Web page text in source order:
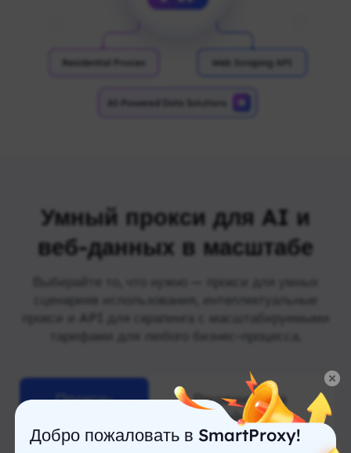
Умный прокси для AI и
веб-данных в масштабе
Выбирайте то, что нужно — прокси для умных
прокси и API для скрапинга с масштабируемыми
Прокси-
Решения для
скрейпинга
Добро пожаловать в SmartProxy!